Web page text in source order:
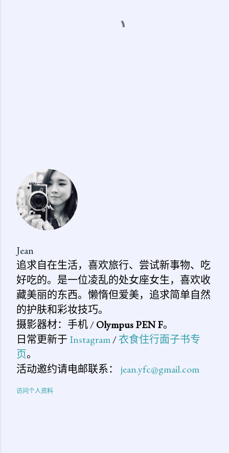
Jean
追求自在生活，喜欢旅行、尝试新事物、吃
好吃的。是一位凌乱的处女座女生，喜欢收
藏美丽的东西。懒惰但爱美，追求简单自然
的护肤和彩妆技巧。
摄影器材：手机 /Olympus PEN F。
日常更新于 Instagram/衣食住行面子书专
页。
活动邀约请电邮联系： jean.yfc@gmail.com
访问个人资料